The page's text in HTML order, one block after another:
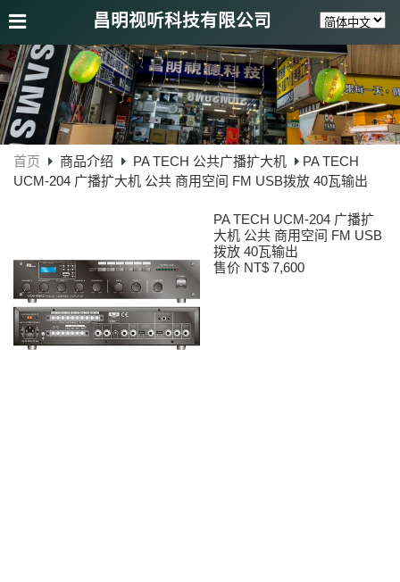
昌明视听科技有限公司
首页 商品介绍 PA TECH 公共广播扩大机
PA TECH
UCM-204 广播扩大机 公共 商用空间 FM USB拨放 40瓦输出
PA TECH UCM-204 广播扩
大机 公共 商用空间 FM USB
拨放 40瓦输出
售价 NT$ 7,600